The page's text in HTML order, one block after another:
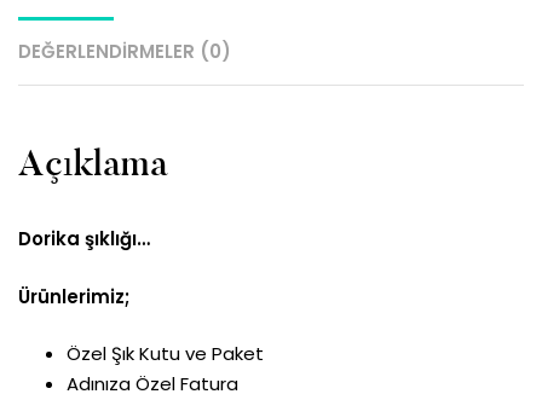
DEĞERLENDIRMELER (0)
Açıklama
Dorika şıklığı…
Ürünlerimiz;
Özel Şık Kutu ve Paket
Adınıza Özel Fatura